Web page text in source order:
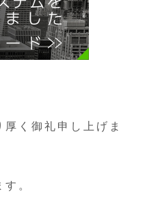
く御礼申し上げま
。